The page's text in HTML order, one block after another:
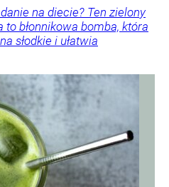
na diecie? Ten zielony
błonnikowa bomba, która
słodkie i ułatwia